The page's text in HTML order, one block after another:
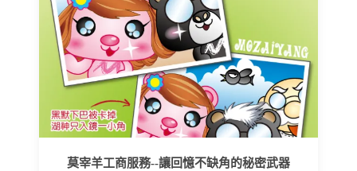
莫宰羊工商服務--讓回憶不缺角的秘密武器